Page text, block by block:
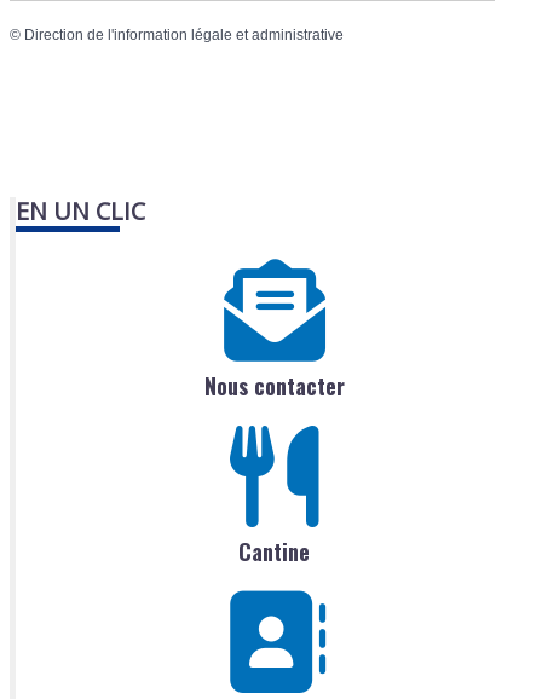
© Direction de l'information légale et administrative
EN UN CLIC
Nous contacter
Cantine